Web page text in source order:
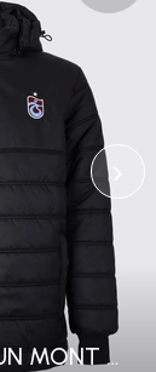
JOMA 23/24 UZUN MONT GENÇ